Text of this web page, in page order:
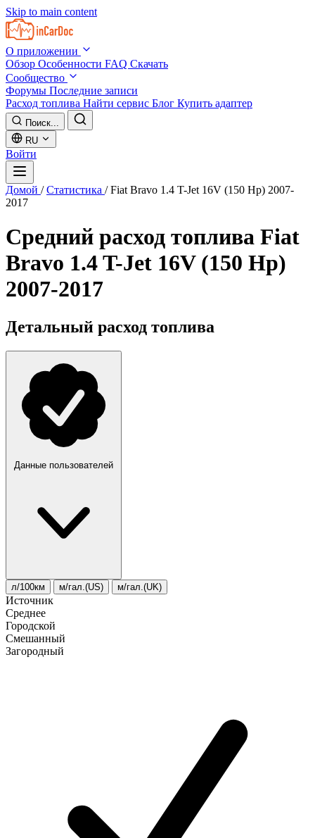
Skip to main content
О приложении
Обзор Особенности FAQ Скачать
Сообщество
Форумы Последние записи
Расход топлива Найти сервис Блог Купить адаптер
Поиск...
RU
Войти
Домой / Статистика / Fiat Bravo 1.4 T-Jet 16V (150 Hp) 2007-
2017
Средний расход топлива Fiat
Bravo 1.4 T-Jet 16V (150 Hp)
2007-2017
Детальный расход топлива
Данные пользователей
л/100км м/гал.(US) м/гал.(UK)
Источник
Среднее
Городской
Смешанный
Загородный